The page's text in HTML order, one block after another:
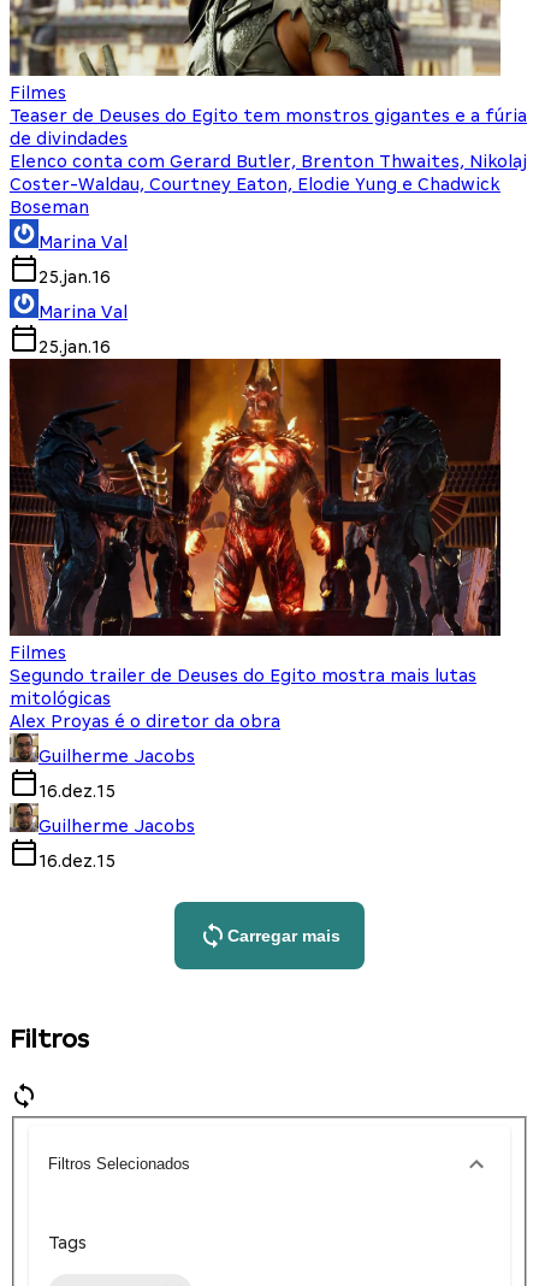
Filmes
Teaser de Deuses do Egito tem monstros gigantes e a fúria
de divindades
Elenco conta com Gerard Butler, Brenton Thwaites, Nikolaj
Coster-Waldau, Courtney Eaton, Elodie Yung e Chadwick
Boseman
Marina Val
25.jan.16
Marina Val
25.jan.16
Filmes
Segundo trailer de Deuses do Egito mostra mais lutas
mitológicas
Alex Proyas é o diretor da obra
Guilherme Jacobs
16.dez.15
Guilherme Jacobs
16.dez.15
Carregar mais
Filtros
Filtros Selecionados
Tags